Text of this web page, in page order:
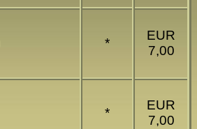
*
EUR
7,00
*
EUR
7,00